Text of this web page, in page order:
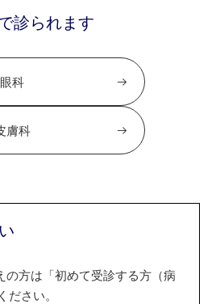
診られます
眼科
膚科
の方は「初めて受診する方（病
さい。